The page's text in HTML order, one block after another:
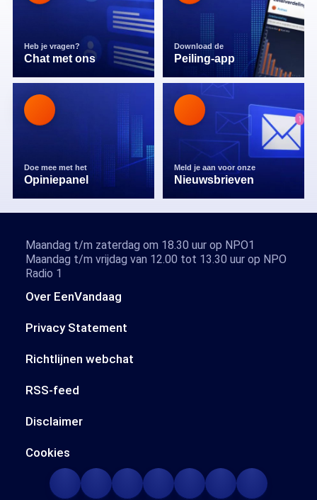
Heb je vragen?
Chat met ons
Download de
Peiling-app
Doe mee met het
Opiniepanel
Meld je aan voor onze
Nieuwsbrieven
Over EenVandaag
Privacy Statement
Richtlijnen webchat
RSS-feed
Disclaimer
Cookies
Maandag t/m zaterdag om 18.30 uur op NPO1
Maandag t/m vrijdag van 12.00 tot 13.30 uur op NPO
Radio 1